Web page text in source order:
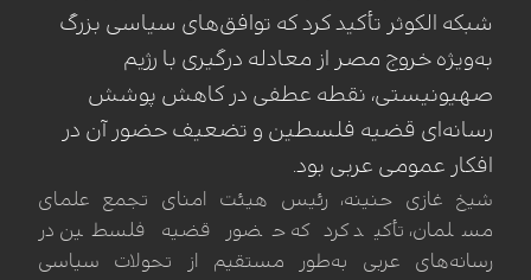
شبکه الکوثر تأکید کرد که توافق‌های سیاسی بزرگ
به‌ویژه خروج مصر از معادله درگیری با رژیم
صهیونیستی، نقطه عطفی در کاهش پوشش
رسانه‌ای قضیه فلسطین و تضعیف حضور آن در
افکار عمومی عربی بود.
شیخ غازی حنینه، رئیس هیئت امنای تجمع علمای
مسلمان، تأکید کرد که حضور قضیه فلسطین در
رسانه‌های عربی به‌طور مستقیم از تحولات سیاسی